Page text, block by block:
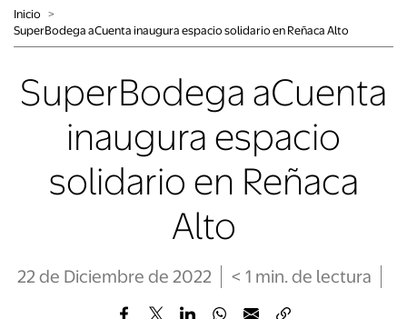
Inicio ˃
SuperBodega aCuenta inaugura espacio solidario en Reñaca Alto
SuperBodega aCuenta
inaugura espacio
solidario en Reñaca
Alto
22 de Diciembre de 2022 < 1 min. de lectura